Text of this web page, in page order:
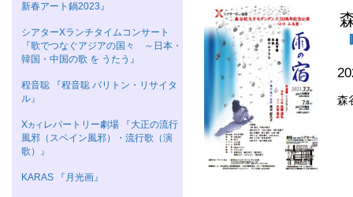
新春アート鍋2023』
シアターΧランチタイムコンサート
『歌でつなぐアジアの国々 ～日本・
韓国・中国の歌 を うたう』
程音聡 『程音聡 バリトン・リサイタ
ル』
Χカイ レパートリー劇場 『大正の流行
風邪（スペイン風邪）・流行歌（演
歌）』
KARAS 『月光画』
森